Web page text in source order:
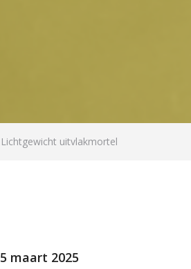
Lichtgewicht uitvlakmortel
maart 2025